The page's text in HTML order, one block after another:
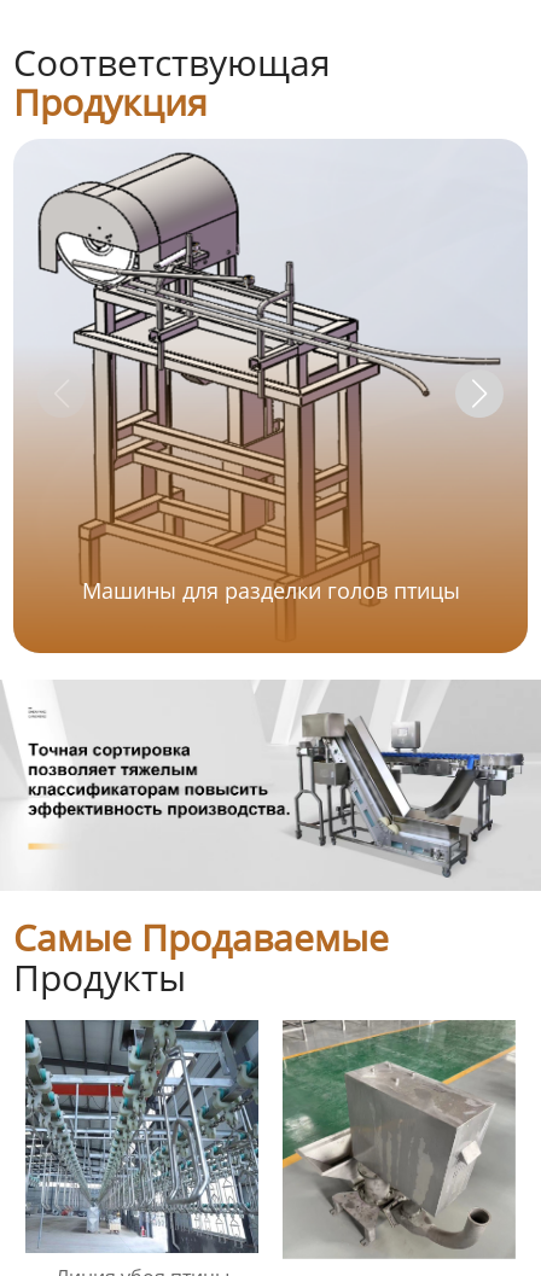
Соответствующая
Продукция
Машины для разделки голов птицы
Самые Продаваемые
Продукты